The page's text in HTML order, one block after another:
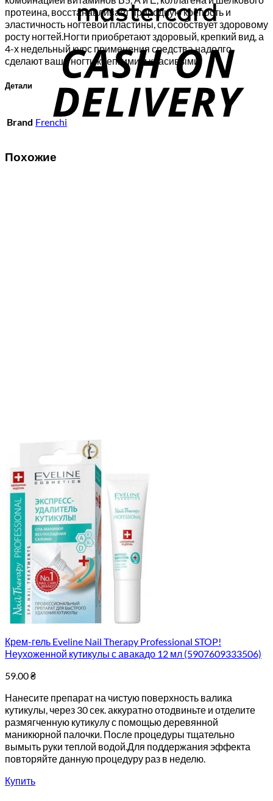
протеина, восстанавливает природную крепость и
эластичность ногтевой пластины, способствует здоровому
росту ногтей.Ногти приобретают здоровый, крепкий вид, а
4-х недельный курс применения средства надолго
сделают ваши ногти крепкими и красивыми.
Детали
Brand Frenchi
Похожие
Крем-гель Eveline Nail Therapy Professional STOP!
Неухоженной кутикулы с авакадо 12 мл (5907609333506)
59.00₴
Нанесите препарат на чистую поверхность валика
кутикулы, через 30 сек. аккуратно отодвиньте и отделите
размягченную кутикулу с помощью деревянной
маникюрной палочки. После процедуры тщательно
вымыть руки теплой водой.Для поддержания эффекта
повторяйте данную процедуру раз в неделю.
Купить